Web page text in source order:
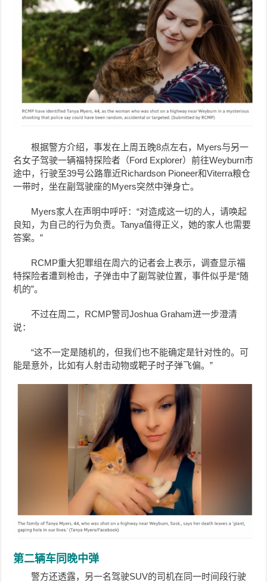
根据警方介绍，事发在上周五晚8点左右，Myers与另一
名女子驾驶一辆福特探险者（Ford Explorer）前往Weyburn市
途中，行驶至39号公路靠近Richardson Pioneer和Viterra粮仓
一带时，坐在副驾驶座的Myers突然中弹身亡。
Myers家人在声明中呼吁：“对造成这一切的人，请唤起
良知，为自己的行为负责。Tanya值得正义，她的家人也需要
答案。”
RCMP重大犯罪组在周六的记者会上表示，调查显示福
特探险者遭到枪击，子弹击中了副驾驶位置，事件似乎是“随
机的”。
不过在周二，RCMP警司Joshua Graham进一步澄清
说：
“这不一定是随机的，但我们也不能确定是针对性的。可
能是意外，比如有人射击动物或靶子时子弹飞偏。”
第二辆车同晚中弹
警方还透露，另一名驾驶SUV的司机在同一时间段行驶